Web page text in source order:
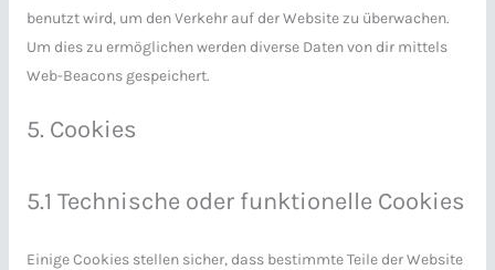
benutzt wird, um den Verkehr auf der Website zu überwachen.
Um dies zu ermöglichen werden diverse Daten von dir mittels
Web-Beacons gespeichert.
5. Cookies
5.1 Technische oder funktionelle Cookies
Einige Cookies stellen sicher, dass bestimmte Teile der Website